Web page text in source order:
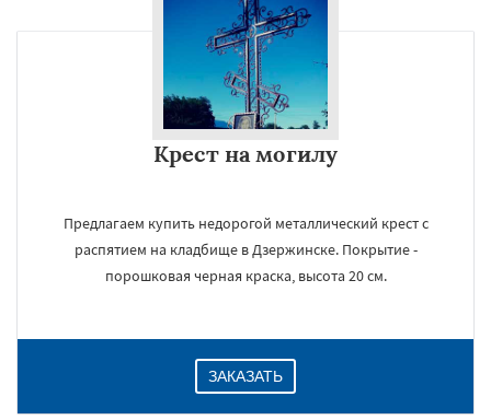
Крест на могилу
Предлагаем купить недорогой металлический крест с
распятием на кладбище в Дзержинске. Покрытие -
порошковая черная краска, высота 20 см.
ЗАКАЗАТЬ